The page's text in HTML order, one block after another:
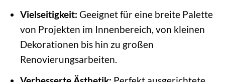
Vielseitigkeit: Geeignet für eine breite Palette
von Projekten im Innenbereich, von kleinen
Dekorationen bis hin zu großen
Renovierungsarbeiten.